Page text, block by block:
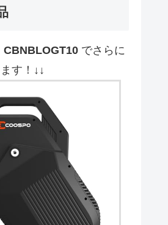
CBNBLOGT10 でさらに
す！↓↓